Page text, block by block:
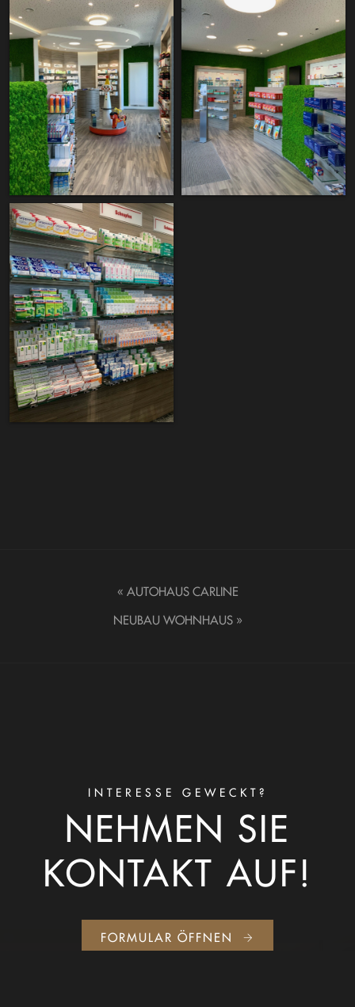
« AUTOHAUS CARLINE
NEUBAU WOHNHAUS»
INTERESSE GEWECKT?
NEHMEN SIE
KONTAKT AUF!
FORMULAR ÖFFNEN